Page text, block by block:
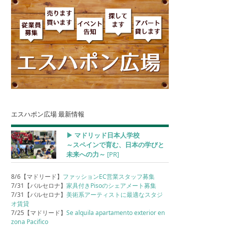
エスハポン広場 最新情報
▶︎ マドリッド日本人学校
～スペインで育む、日本の学びと
未来への力～ [PR]
8/6【マドリード】 ファッションEC営業スタッフ募集
7/31【バルセロナ】家具付きPisoのシェアメート募集
7/31【バルセロナ】美術系アーティストに最適なスタジ
オ賃貸
7/25【マドリード】Se alquila apartamento exterior en
zona Pacifico